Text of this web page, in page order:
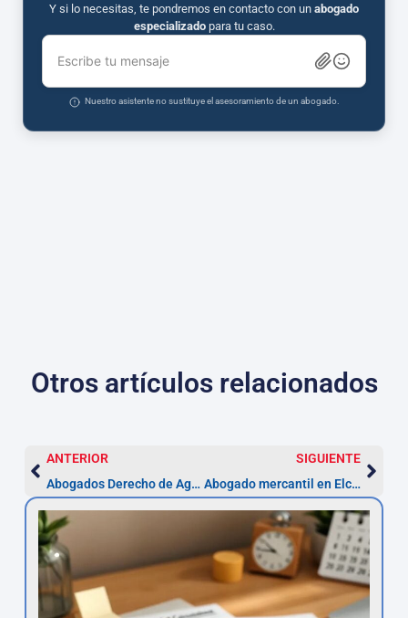
Y si lo necesitas, te pondremos en contacto con un abogado
especializadopara tu caso.
Escribe tu mensaje
Nuestro asistente no sustituye el asesoramiento de un abogado.
Otros artículos relacionados
ANTERIOR
Abogados Derecho de Aguas Badalona — plazo 2 meses
SIGUIENTE
Abogado mercantil en Elche — servicios y costes